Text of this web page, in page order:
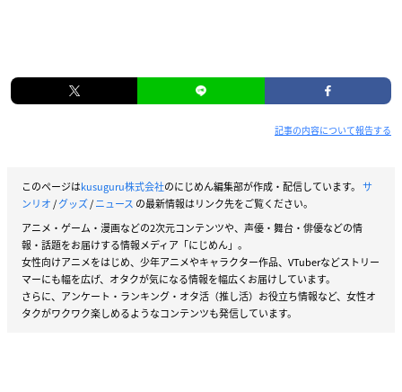
記事の内容について報告する
このページはkusuguru株式会社のにじめん編集部が作成・配信しています。 サ
ンリオ/グッズ/ニュース の最新情報はリンク先をご覧ください。
アニメ・ゲーム・漫画などの2次元コンテンツや、声優・舞台・俳優などの情
報・話題をお届けする情報メディア「にじめん」。
女性向けアニメをはじめ、少年アニメやキャラクター作品、VTuberなどストリー
マーにも幅を広げ、オタクが気になる情報を幅広くお届けしています。
さらに、アンケート・ランキング・オタ活（推し活）お役立ち情報など、女性オ
タクがワクワク楽しめるようなコンテンツも発信しています。